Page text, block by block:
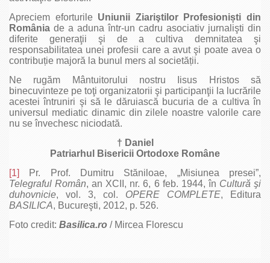
Apreciem eforturile Uniunii Ziariştilor Profesioniști din
România de a aduna într-un cadru asociativ jurnalişti din
diferite generaţii şi de a cultiva demnitatea şi
responsabilitatea unei profesii care a avut şi poate avea o
contribuție majoră la bunul mers al societății.
Ne rugăm Mântuitorului nostru Iisus Hristos să
binecuvinteze pe toţi organizatorii şi participanţii la lucrările
acestei întruniri şi să le dăruiască bucuria de a cultiva în
universul mediatic dinamic din zilele noastre valorile care
nu se învechesc niciodată.
† Daniel
Patriarhul Bisericii Ortodoxe Române
[1]
Pr. Prof. Dumitru Stăniloae, „Misiunea presei”,
Telegraful Român, an XCII, nr. 6, 6 feb. 1944, în Cultură şi
duhovnicie, vol. 3, col. OPERE COMPLETE, Editura
BASILICA, Bucureşti, 2012, p. 526.
Foto credit: Basilica.ro / Mircea Florescu